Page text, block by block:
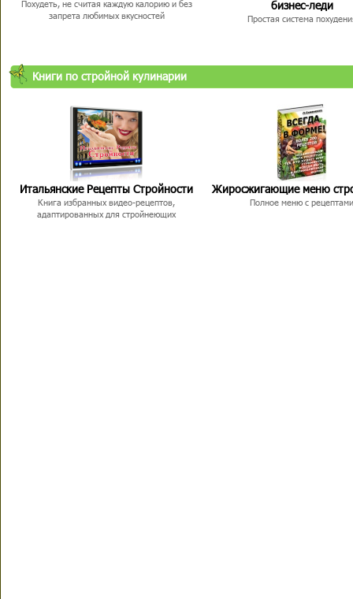
Похудеть, не считая каждую калорию и без
запрета любимых вкусностей
бизнес-леди
Простая система
Книги по стройной кулинарии
Итальянские Рецепты Стройности
Книга избранных видео-рецептов,
адаптированных для стройнеющих
Жиросжигающие меню
Полное меню с рецептами